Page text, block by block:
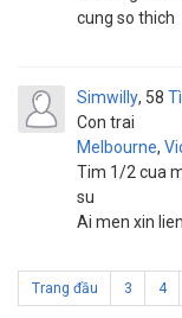
cung so thich
Simwilly
Con trai
58
Melbourne,
Tim 1/2 cua
su
Ai men xin
Trang đầu 3 4